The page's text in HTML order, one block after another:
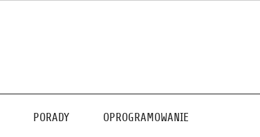
PORADY OPROGRAMOWANIE